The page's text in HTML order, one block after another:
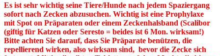
Es ist sehr wichtig seine Tiere/Hunde nach jedem Spaziergang
sofort nach Zecken abzusuchen. Wichtig ist eine Prophylaxe
mit Spot on Präparaten oder einem Zeckenhalsband (Scalibor
(giftig für Katzen oder Seresto = beides ist 6 Mon. wirksam!)
Bitte achten Sie darauf, dass Sie Präparate benützen, die
repellierend wirken, also wirksam sind, bevor die Zecke sich